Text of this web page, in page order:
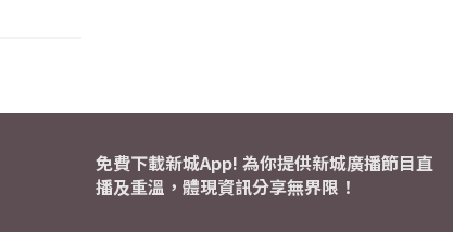
免費下載新城App! 為你提供新城廣播節目直
播及重溫，體現資訊分享無界限！